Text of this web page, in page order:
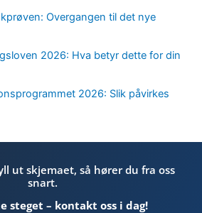
Overgangen til det nye
2026: Hva betyr dette for din
2026: Slik påvirkes
ut skjemaet, så hører du fra oss
snart.
steget – kontakt oss i dag!